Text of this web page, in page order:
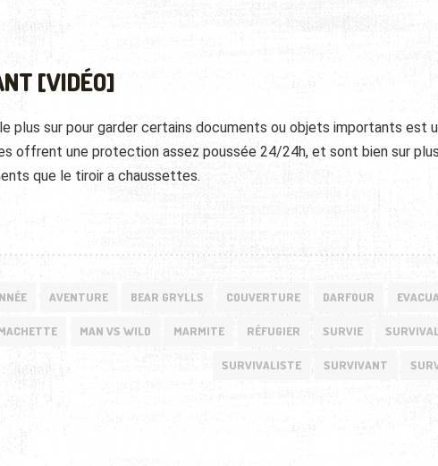
[VIDÉO]
plus sur pour garder certains documents ou objets importants est
offrent une protection assez poussée 24/24h, et sont bien sur
que le tiroir a chaussettes.
AVENTURE BEAR GRYLLS COUVERTURE DARFOUR
MAN VS WILD MARMITE RÉFUGIER SURVIE
SURVIVALISTE SURVIVANT